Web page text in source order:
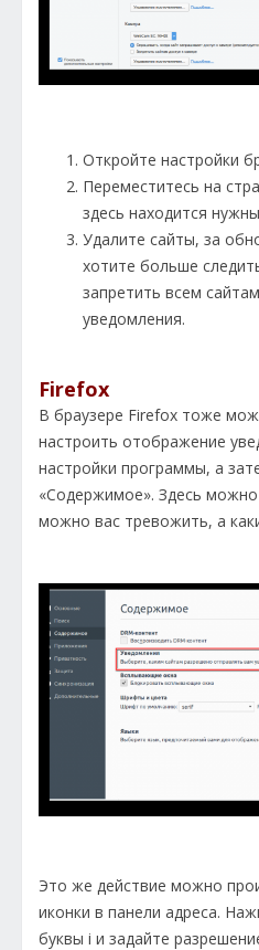
Откройте настройки
Переместитесь на
здесь находится
Удалите сайты, за
хотите больше
запретить всем
уведомления.
Firefox
В браузере Firefox тоже
настроить отображение
настройки программы, а
«Содержимое». Здесь
можно вас тревожить, а
Это же действие можно
иконки в панели адреса.
буквы i и задайте